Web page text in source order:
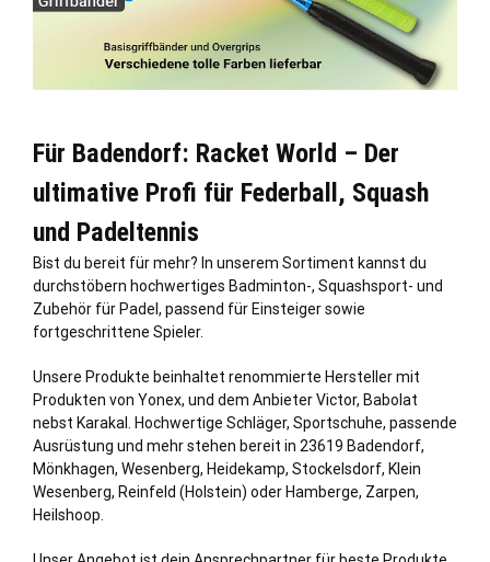
Für Badendorf: Racket World – Der
ultimative Profi für Federball, Squash
und Padeltennis
Bist du bereit für mehr? In unserem Sortiment kannst du
durchstöbern hochwertiges Badminton-, Squashsport- und
Zubehör für Padel, passend für Einsteiger sowie
fortgeschrittene Spieler.
Unsere Produkte beinhaltet renommierte Hersteller mit
Produkten von Yonex, und dem Anbieter Victor, Babolat
nebst Karakal. Hochwertige Schläger, Sportschuhe, passende
Ausrüstung und mehr stehen bereit in 23619 Badendorf,
Mönkhagen, Wesenberg, Heidekamp, Stockelsdorf, Klein
Wesenberg, Reinfeld (Holstein) oder Hamberge, Zarpen,
Heilshoop